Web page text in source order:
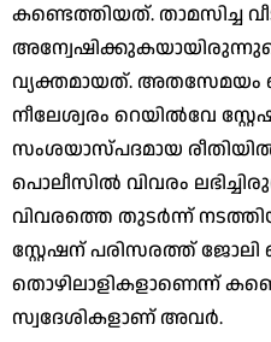
കണ്ടെത്തിയത്. താമസിച്ച
വ്യക്തമായത്. അതസേമയം
നീലേശ്വരം റെയില്‍വേ
സംശയാസ്പദമായ
പൊലീസില്‍ വിവരം
വിവരത്തെ തുടര്‍ന്ന്
സ്റ്റേഷന് പരിസരത്ത് ജോലി
തൊഴിലാളികളാണെന്ന്
സ്വദേശികളാണ് അവര്‍.